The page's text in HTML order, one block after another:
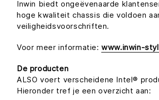
Inwin biedt ongeëvenaarde
hoge kwaliteit chassis die voldoen
veiligheidsvoorschriften.
Voor meer informatie:www.inwin-
De producten
ALSO voert verscheidene Intel®
Hieronder tref je een overzicht aan: